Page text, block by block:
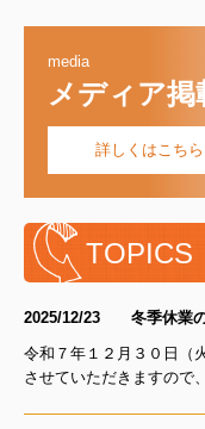
media
メディア掲
詳しくはこちら
TOPICS
2025/12/23 冬季休業の
令和７年１２月３０日（
させていただきますので